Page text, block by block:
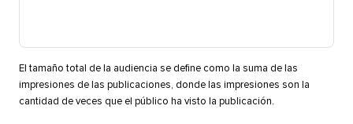
El tamaño total de la audiencia se define como la suma de las
impresiones de las publicaciones, donde las impresiones son la
cantidad de veces que el público ha visto la publicación.​​